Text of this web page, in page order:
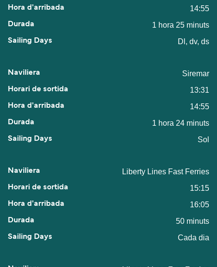
14:55
1 hora 25 minuts
Dl, dv, ds
Siremar
13:31
14:55
1 hora 24 minuts
Sol
Liberty Lines Fast Ferries
15:15
16:05
50 minuts
Cada dia